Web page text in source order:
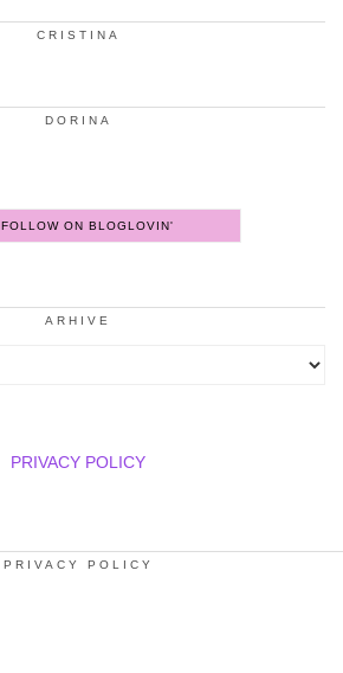
CRISTINA
DORINA
FOLLOW ON BLOGLOVIN'
ARHIVE
PRIVACY POLICY
PRIVACY POLICY